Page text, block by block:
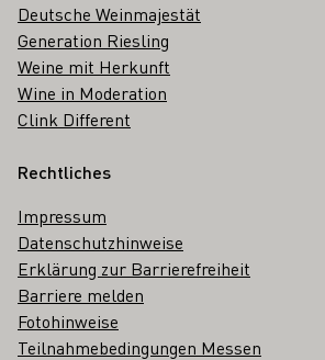
Deutsche Weinmajestät
Generation Riesling
Weine mit Herkunft
Wine in Moderation
Clink Different
Rechtliches
Impressum
Datenschutzhinweise
Erklärung zur Barrierefreiheit
Barriere melden
Fotohinweise
Teilnahmebedingungen Messen